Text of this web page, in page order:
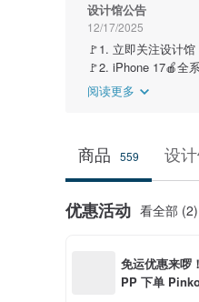
设计馆公告
12/17/2025
🚩1. 立即关注设计
🚩2. iPhone 17🍎全
阅读更多
商品 559 设
优惠活动 看全部 (2)
免运优惠来啰
PP 下单